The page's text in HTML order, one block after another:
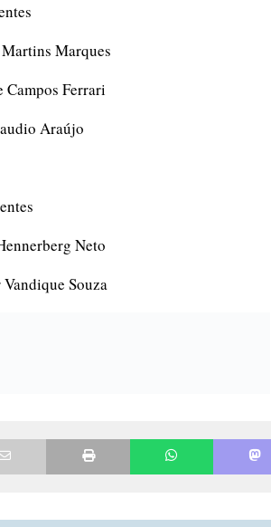
Marques
Ferrari
Neto
Souza